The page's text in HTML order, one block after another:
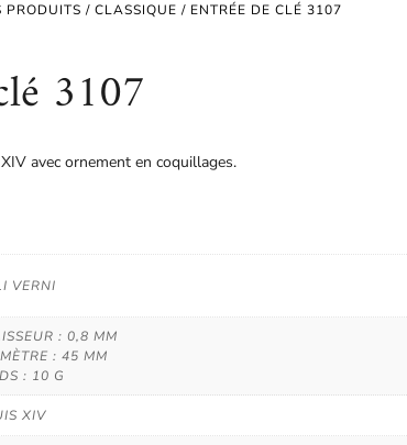
PRODUITS /CLASSIQUE / ENTRÉE DE CLÉ 3107
3107
avec ornement en coquillages.
VERNI
: 0,8 MM
: 45 MM
: 10 G
XIV